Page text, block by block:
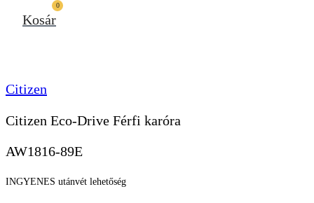
0
Kosár
Citizen
Citizen Eco-Drive Férfi karóra
AW1816-89E
INGYENES utánvét lehetőség